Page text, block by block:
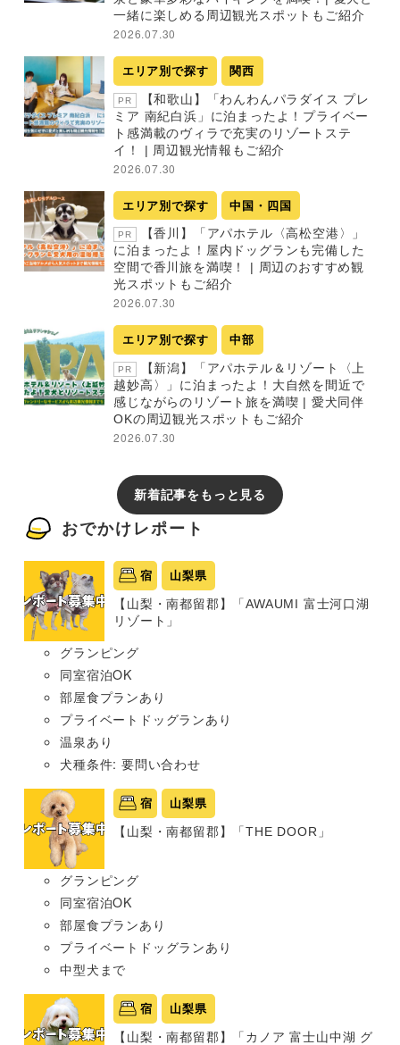
一緒に楽しめる周辺観光スポットもご紹介
2026.07.30
エリア別で探す 関西
PR
【和歌山】「わんわんパラダイス プレ
ミア 南紀白浜」に泊まったよ！プライベー
ト感満載のヴィラで充実のリゾートステ
イ！ | 周辺観光情報もご紹介
2026.07.30
エリア別で探す 中国・四国
PR
【香川】「アパホテル〈高松空港〉」
に泊まったよ！屋内ドッグランも完備した
空間で香川旅を満喫！ | 周辺のおすすめ観
光スポットもご紹介
2026.07.30
エリア別で探す 中部
PR
【新潟】「アパホテル＆リゾート〈上
越妙高〉」に泊まったよ！大自然を間近で
感じながらのリゾート旅を満喫 | 愛犬同伴
OKの周辺観光スポットもご紹介
2026.07.30
新着記事をもっと見る
おでかけレポート
宿 山梨県
【山梨・南都留郡】「AWAUMI 富士河口湖
リゾート」
グランピング
同室宿泊OK
部屋食プランあり
プライベートドッグランあり
温泉あり
犬種条件: 要問い合わせ
宿 山梨県
【山梨・南都留郡】「THE DOOR」
グランピング
同室宿泊OK
部屋食プランあり
プライベートドッグランあり
中型犬まで
宿 山梨県
【山梨・南都留郡】「カノア 富士山中湖 グ